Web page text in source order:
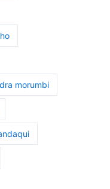
morumbi